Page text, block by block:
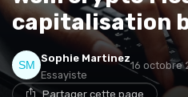
capitalisation
Sophie Martinez
Essayiste
16 octobre
Partager cette page